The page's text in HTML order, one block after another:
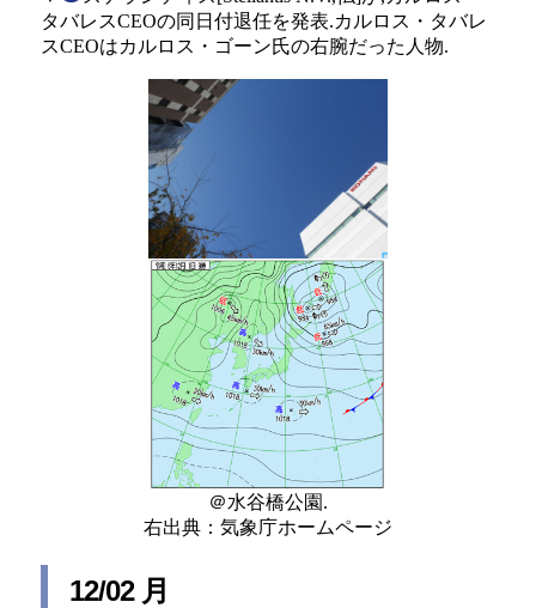
タバレスCEOの同日付退任を発表.カルロス・タバレ
スCEOはカルロス・ゴーン氏の右腕だった人物.
＠水谷橋公園.
右出典：気象庁ホームページ
12/02 月